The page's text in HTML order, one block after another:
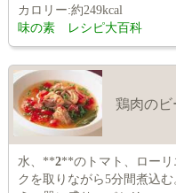
カロリー:約249kcal
味の素 レシピ大百科
鶏肉のビ
水、**2**のトマト、ローリ
クを取りながら5分間煮込